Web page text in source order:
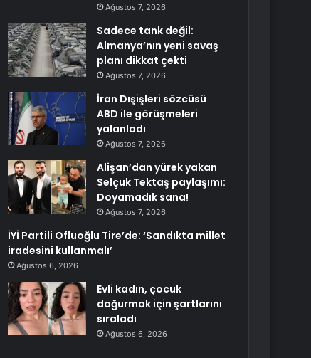
Ağustos 7, 2026
Sadece tank değil:
Almanya’nın yeni savaş
planı dikkat çekti
Ağustos 7, 2026
İran Dışişleri sözcüsü
ABD ile görüşmeleri
yalanladı
Ağustos 7, 2026
Alişan’dan yürek yakan
Selçuk Tektaş paylaşımı:
Doyamadık sana!
Ağustos 7, 2026
İYİ Partili Ofluoğlu Tire’de: ‘Sandıkta millet
iradesini kullanmalı’
Ağustos 6, 2026
Evli kadın, çocuk
doğurmak için şartlarını
sıraladı
Ağustos 6, 2026